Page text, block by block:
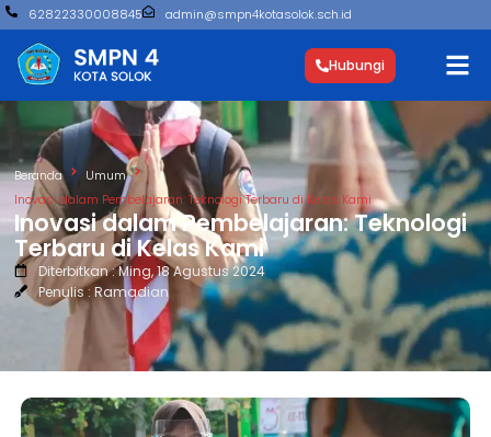
62822330008845 admin@smpn4kotasolok.sch.id
Hubungi
Beranda
Umum
Inovasi dalam Pembelajaran: Teknologi Terbaru di Kelas Kami
Inovasi dalam Pembelajaran: Teknologi
Terbaru di Kelas Kami
Diterbitkan : Ming, 18 Agustus 2024
Penulis : Ramadian